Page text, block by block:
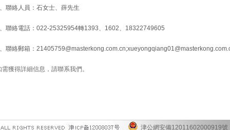
聯絡人員：石女士、薛先生
聯絡電話：022-25325954轉1393、1602、18322749605
聯絡郵箱：
需獲得詳細信息，請聯系我們。
津公網安備12011602000919號